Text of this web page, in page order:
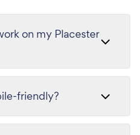
on my Placester
friendly?